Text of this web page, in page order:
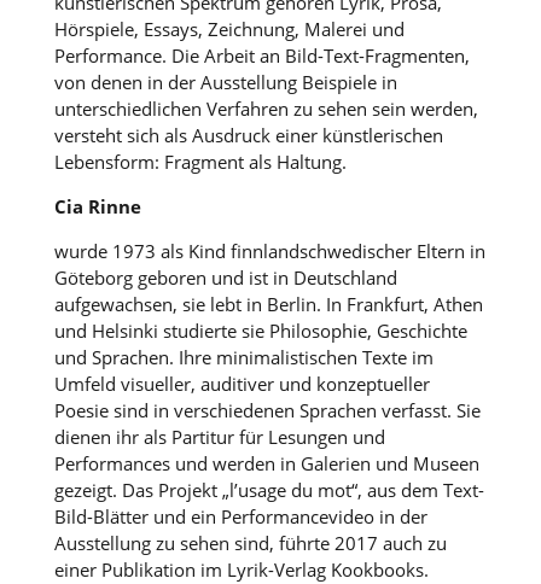
Hörspiele, Essays, Zeichnung, Malerei und
Performance. Die Arbeit an Bild-Text-Fragmenten,
von denen in der Ausstellung Beispiele in
unterschiedlichen Verfahren zu sehen sein werden,
versteht sich als Ausdruck einer künstlerischen
Lebensform: Fragment als Haltung.
Cia Rinne
wurde 1973 als Kind finnlandschwedischer Eltern in
Göteborg geboren und ist in Deutschland
aufgewachsen, sie lebt in Berlin. In Frankfurt, Athen
und Helsinki studierte sie Philosophie, Geschichte
und Sprachen. Ihre minimalistischen Texte im
Umfeld visueller, auditiver und konzeptueller
Poesie sind in verschiedenen Sprachen verfasst. Sie
dienen ihr als Partitur für Lesungen und
Performances und werden in Galerien und Museen
gezeigt. Das Projekt „l’usage du mot“, aus dem Text-
Bild-Blätter und ein Performancevideo in der
Ausstellung zu sehen sind, führte 2017 auch zu
einer Publikation im Lyrik-Verlag Kookbooks.